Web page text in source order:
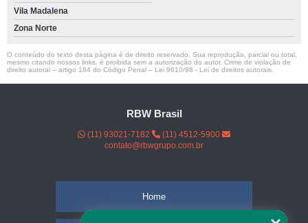
Vila Madalena
Zona Norte
O conteúdo do texto desta página é de direito reservado. Sua reprodução, parcial ou total,
mesmo citando nossos links, é proibida sem a autorização do autor. Crime de violação de
direito autoral – artigo 184 do Código Penal – Lei 9610/98 - Lei de direitos autorais
RBW Brasil
(11) 93021-7182
(11) 4512-5900
contato@rbwgrupo.com.br
Home